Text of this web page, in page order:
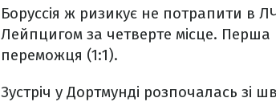
Боруссія ж ризикує не потрапити в
Лейпцигом за четверте місце.
переможця (1:1).
Зустріч у Дортмунді розпочалась зі